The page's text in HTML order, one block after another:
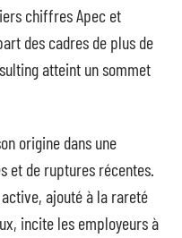
chiffres Apec et
des cadres de plus de
atteint un sommet
origine dans une
et de ruptures récentes.
ajouté à la rareté
incite les employeurs à